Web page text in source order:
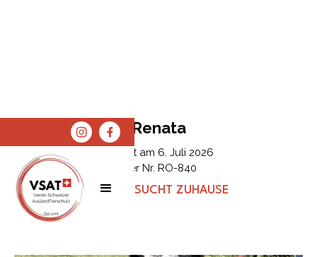
SPENDEN
SHOP
Renata
Erfasst am 6. Juli 2026
Tier Nr. RO-840
STATUS: SUCHT ZUHAUSE